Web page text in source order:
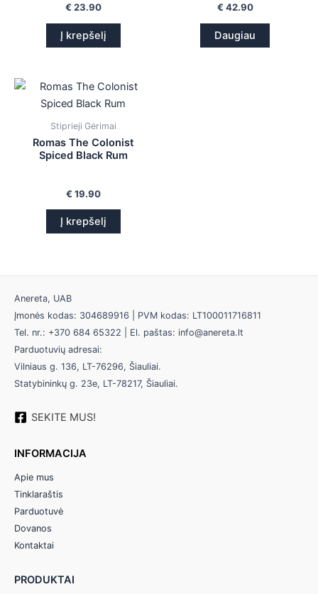
€ 23.90
Į krepšelį
€ 42.90
Daugiau
Stiprieji Gėrimai
Romas The Colonist
Spiced Black Rum
€ 19.90
Į krepšelį
Anereta, UAB
Įmonės kodas: 304689916 | PVM kodas: LT100011716811
Tel. nr.: +370 684 65322 | El. paštas: info@anereta.lt
Parduotuvių adresai:
Vilniaus g. 136, LT-76296, Šiauliai.
Statybininkų g. 23e, LT-78217, Šiauliai.
SEKITE MUS!
INFORMACIJA
Apie mus
Tinklaraštis
Parduotuvė
Dovanos
Kontaktai
PRODUKTAI